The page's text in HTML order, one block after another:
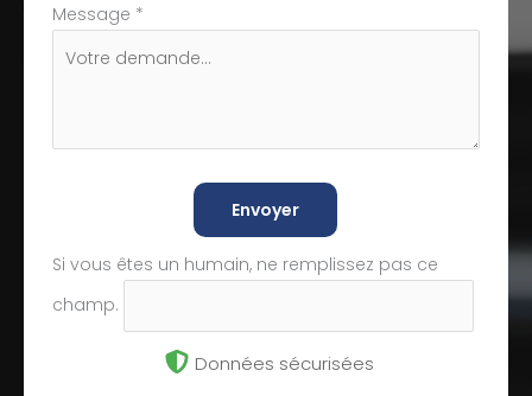
Message *
Envoyer
Si vous êtes un humain, ne remplissez pas ce
champ.
Données sécurisées